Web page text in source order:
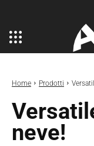
Home Prodotti
neve!